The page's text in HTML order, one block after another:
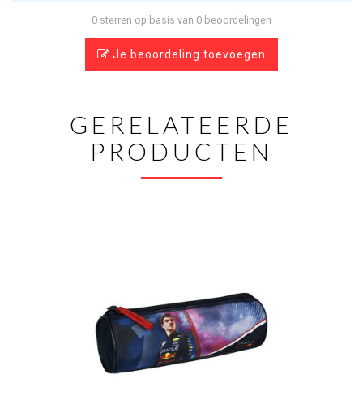
0 sterren op basis van 0 beoordelingen
Je beoordeling toevoegen
GERELATEERDE
PRODUCTEN